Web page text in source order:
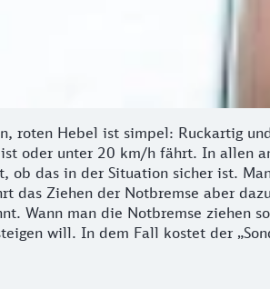
roten Hebel ist simpel: Ruckartig
ist oder unter 20 km/h fährt. In allen
ob das in der Situation sicher ist.
das Ziehen der Notbremse aber
Wann man die Notbremse ziehen
will. In dem Fall kostet der